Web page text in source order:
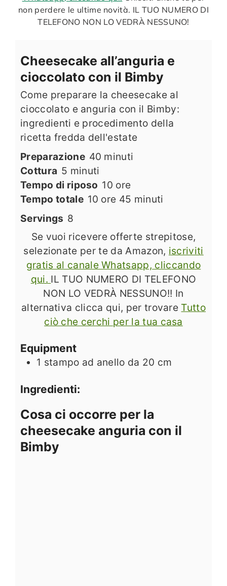
non perdere le ultime novità. IL TUO NUMERO DI
TELEFONO NON LO VEDRÀ NESSUNO!
Cheesecake all’anguria e
cioccolato con il Bimby
Come preparare la cheesecake al
cioccolato e anguria con il Bimby:
ingredienti e procedimento della
ricetta fredda dell'estate
Preparazione 40 minuti
minuti
Cottura 5 minuti
minuti
Tempo di riposo 10 ore
ore
Tempo totale 10 ore
ore 45 minuti
minuti
Servings 8
Se vuoi ricevere offerte strepitose,
selezionate per te da Amazon, iscriviti
gratis al canale Whatsapp, cliccando
qui. IL TUO NUMERO DI TELEFONO
NON LO VEDRÀ NESSUNO!! In
alternativa clicca qui, per trovare Tutto
ciò che cerchi per la tua casa
Equipment
1 stampo ad anello da 20 cm
Ingredienti:
Cosa ci occorre per la
cheesecake anguria con il
Bimby